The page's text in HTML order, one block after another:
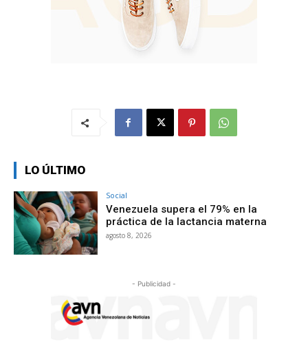
LO ÚLTIMO
Social
Venezuela supera el 79% en la
práctica de la lactancia materna
agosto 8, 2026
- Publicidad -